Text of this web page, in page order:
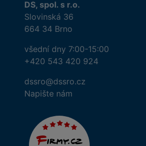
DS, spol. s r.o.
Slovinská 36
664 34 Brno
všední dny 7:00-15:00
+420 543 420 924
dssro@dssro.cz
Napište nám